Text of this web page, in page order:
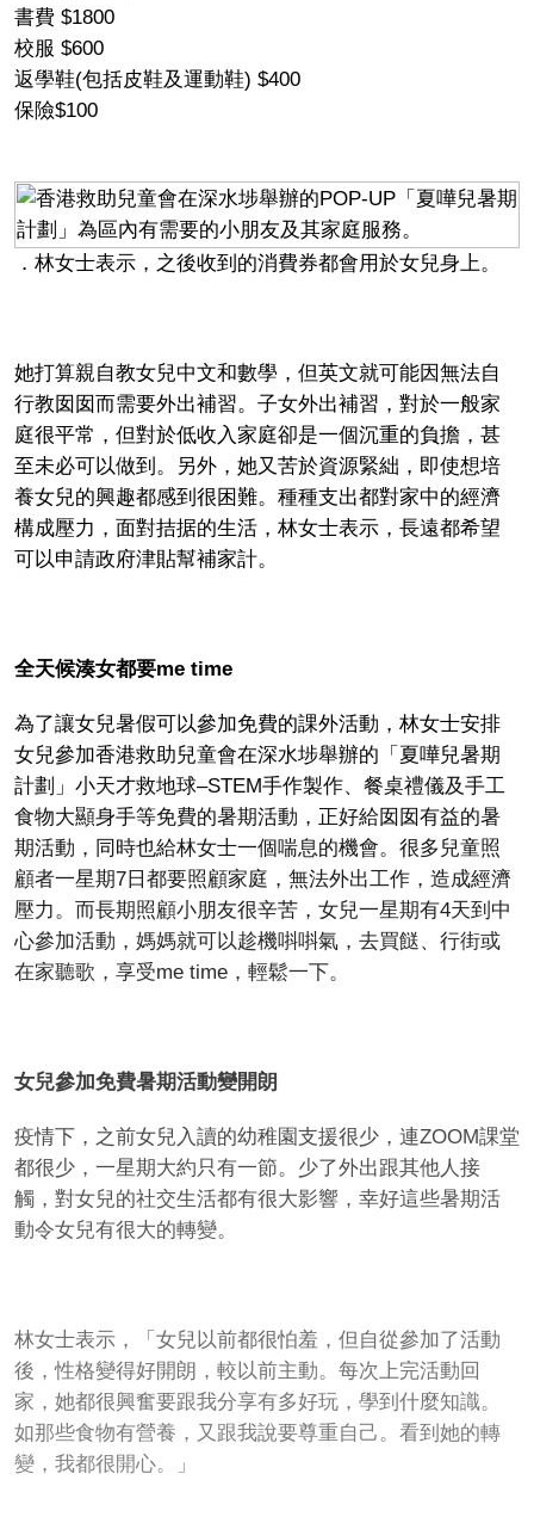
書費 $1800
校服 $600
返學鞋(包括皮鞋及運動鞋) $400
保險$100
．林女士表示，之後收到的消費券都會用於女兒身上。
她打算親自教女兒中文和數學，但英文就可能因無法自
行教囡囡而需要外出補習。子女外出補習，對於一般家
庭很平常，但對於低收入家庭卻是一個沉重的負擔，甚
至未必可以做到。另外，她又苦於資源緊絀，即使想培
養女兒的興趣都感到很困難。種種支出都對家中的經濟
構成壓力，面對拮据的生活，林女士表示，長遠都希望
可以申請政府津貼幫補家計。
全天候湊女都要me time
為了讓女兒暑假可以參加免費的課外活動，林女士安排
女兒參加香港救助兒童會在深水埗舉辦的「夏嘩兒暑期
計劃」小天才救地球–STEM手作製作、餐桌禮儀及手工
食物大顯身手等免費的暑期活動，正好給囡囡有益的暑
期活動，同時也給林女士一個喘息的機會。很多兒童照
顧者一星期7日都要照顧家庭，無法外出工作，造成經濟
壓力。而長期照顧小朋友很辛苦，女兒一星期有4天到中
心參加活動，媽媽就可以趁機唞唞氣，去買餸、行街或
在家聽歌，享受me time，輕鬆一下。
女兒參加免費暑期活動變開朗
疫情下，之前女兒入讀的幼稚園支援很少，連ZOOM課堂
都很少，一星期大約只有一節。少了外出跟其他人接
觸，對女兒的社交生活都有很大影響，幸好這些暑期活
動令女兒有很大的轉變。
林女士表示，「女兒以前都很怕羞，但自從參加了活動
後，性格變得好開朗，較以前主動。每次上完活動回
家，她都很興奮要跟我分享有多好玩，學到什麼知識。
如那些食物有營養，又跟我說要尊重自己。看到她的轉
變，我都很開心。」